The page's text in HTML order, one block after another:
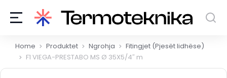
You are here:
Home Produktet Ngrohja
Fitingjet (Pjesët lidhëse)
F1 VIEGA-PRESTABO MS Ø 35X5/4″ m